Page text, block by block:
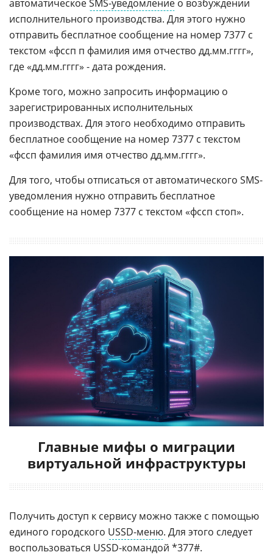
автоматическоеSMS-уведомление о возбуждении
исполнительного производства. Для этого нужно
отправить бесплатное сообщение на номер 7377 с
текстом «фссп п фамилия имя отчество дд.мм.гггг»,
где «дд.мм.гггг» - дата рождения.
Кроме того, можно запросить информацию о
зарегистрированных исполнительных
производствах. Для этого необходимо отправить
бесплатное сообщение на номер 7377 с текстом
«фссп фамилия имя отчество дд.мм.гггг».
Для того, чтобы отписаться от автоматического SMS-
уведомления нужно отправить бесплатное
сообщение на номер 7377 с текстом «фссп стоп».
Главные мифы о миграции
виртуальной инфраструктуры
Получить доступ к сервису можно также с помощью
единого городского USSD-меню. Для этого следует
воспользоваться USSD-командой *377#.